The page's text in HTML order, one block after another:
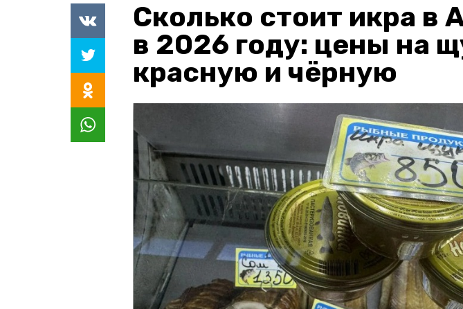
Сколько стоит икра в
в 2026 году: цены на
красную и чёрную